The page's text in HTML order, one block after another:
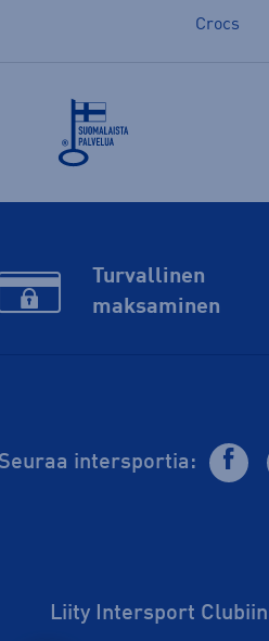
Crocs
Turvallinen
maksaminen
Seuraa intersportia:
Liity Intersport